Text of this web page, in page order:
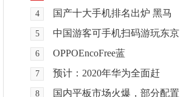
4 国产十大手机排名出炉 黑马
5 中国游客可手机扫码游玩东京
6 OPPOEncoFree蓝
7 预计：2020年华为全面赶
8 国内平板市场火爆，部分配置